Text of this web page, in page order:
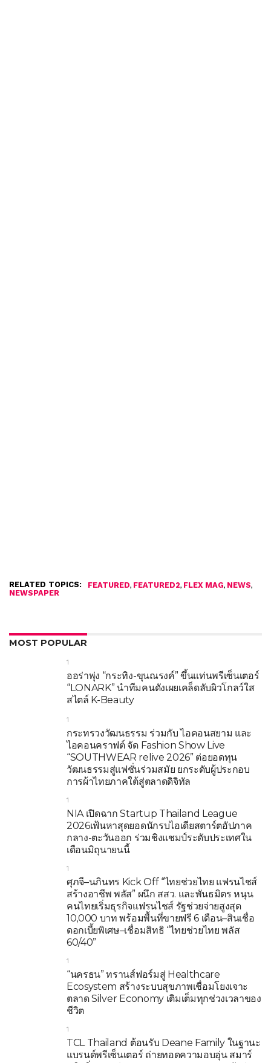
RELATED TOPICS: FEATURED, FEATURED2, FLEX MAG, NEWS,
NEWSPAPER
MOST POPULAR
1
ออร่าพุ่ง “กระทิง-ขุนณรงค์” ขึ้นแท่นพรีเซ็นเตอร์
“LONARK” นำทีมคนดังเผยเคล็ดลับผิวโกลว์ใส
สไตล์ K-Beauty
1
กระทรวงวัฒนธรรม ร่วมกับ ไอคอนสยาม และ
ไอคอนคราฟต์ จัด Fashion Show Live
“SOUTHWEAR relive 2026” ต่อยอดทุน
วัฒนธรรมสู่แฟชั่นร่วมสมัย ยกระดับผู้ประกอบ
การผ้าไทยภาคใต้สู่ตลาดดิจิทัล
1
NIA เปิดฉาก Startup Thailand League
2026เฟ้นหาสุดยอดนักรบไอเดียสตาร์ตอัปภาค
กลาง-ตะวันออก ร่วมชิงแชมป์ระดับประเทศใน
เดือนมิถุนายนนี้
1
ศุภจี–นภินทร Kick Off “ไทยช่วยไทย แฟรนไชส์
สร้างอาชีพ พลัส” ผนึก สสว. และพันธมิตร หนุน
คนไทยเริ่มธุรกิจแฟรนไชส์ รัฐช่วยจ่ายสูงสุด
10,000 บาท พร้อมพื้นที่ขายฟรี 6 เดือน–สินเชื่อ
ดอกเบี้ยพิเศษ–เชื่อมสิทธิ “ไทยช่วยไทย พลัส
60/40”
1
“นครธน” ทรานส์ฟอร์มสู่ Healthcare
Ecosystem สร้างระบบสุขภาพเชื่อมโยงเจาะ
ตลาด Silver Economy เติมเต็มทุกช่วงเวลาของ
ชีวิต
1
TCL Thailand ต้อนรับ Deane Family ในฐานะ
แบรนด์พรีเซ็นเตอร์ ถ่ายทอดความอบอุ่น สมาร์